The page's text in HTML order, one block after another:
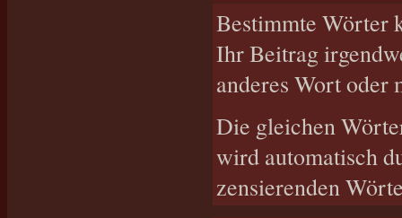
Bestimmte Wörter
Ihr Beitrag
anderes Wort oder
Die gleichen
wird automatisch
zensierenden